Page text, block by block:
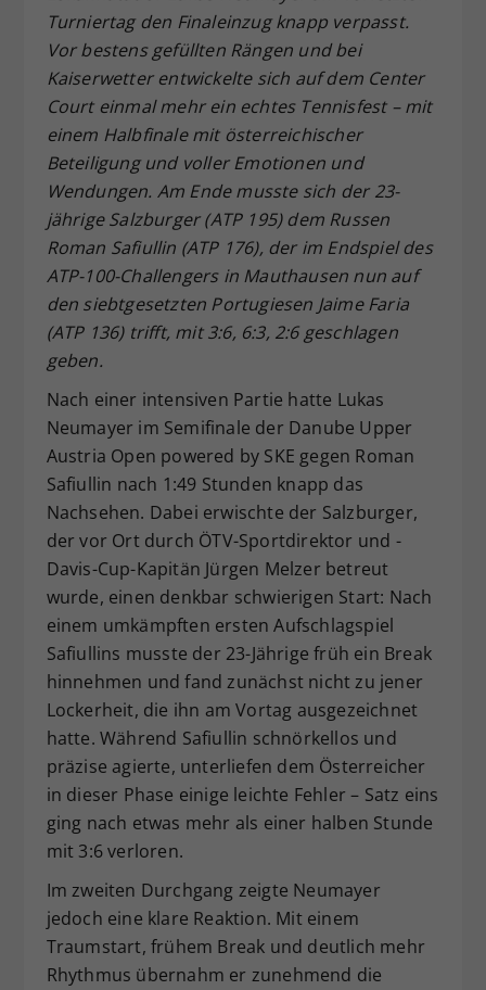
Turniertag den Finaleinzug knapp verpasst.
Vor bestens gefüllten Rängen und bei
Kaiserwetter entwickelte sich auf dem Center
Court einmal mehr ein echtes Tennisfest – mit
einem Halbfinale mit österreichischer
Beteiligung und voller Emotionen und
Wendungen. Am Ende musste sich der 23-
jährige Salzburger (ATP 195) dem Russen
Roman Safiullin (ATP 176), der im Endspiel des
ATP-100-Challengers in Mauthausen nun auf
den siebtgesetzten Portugiesen Jaime Faria
(ATP 136) trifft, mit 3:6, 6:3, 2:6 geschlagen
geben.
Nach einer intensiven Partie hatte Lukas
Neumayer im Semifinale der Danube Upper
Austria Open powered by SKE gegen Roman
Safiullin nach 1:49 Stunden knapp das
Nachsehen. Dabei erwischte der Salzburger,
der vor Ort durch ÖTV-Sportdirektor und -
Davis-Cup-Kapitän Jürgen Melzer betreut
wurde, einen denkbar schwierigen Start: Nach
einem umkämpften ersten Aufschlagspiel
Safiullins musste der 23-Jährige früh ein Break
hinnehmen und fand zunächst nicht zu jener
Lockerheit, die ihn am Vortag ausgezeichnet
hatte. Während Safiullin schnörkellos und
präzise agierte, unterliefen dem Österreicher
in dieser Phase einige leichte Fehler – Satz eins
ging nach etwas mehr als einer halben Stunde
mit 3:6 verloren.
Im zweiten Durchgang zeigte Neumayer
jedoch eine klare Reaktion. Mit einem
Traumstart, frühem Break und deutlich mehr
Rhythmus übernahm er zunehmend die
Zweck
Dieser Wert speichert Ihre Consent-
Einstellungen. Unter anderem eine
zufällig generierte ID, für die
historische Speicherung Ihrer
Webseiten-Betreiber dies eingestellt
hat.